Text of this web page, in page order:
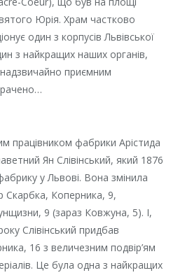
Юрія. Храм частково
один з корпусів Львівської
з найкращих наших органів,
приємним
працівником фабрики Арістида
Ян Слівінський, який 1876
у Львові. Вона змінила
Скарбка, Коперника, 9,
9 (зараз Ковжуна, 5). І,
Слівінський придбав
16 з величезним подвір’ям
Це була одна з найкращих